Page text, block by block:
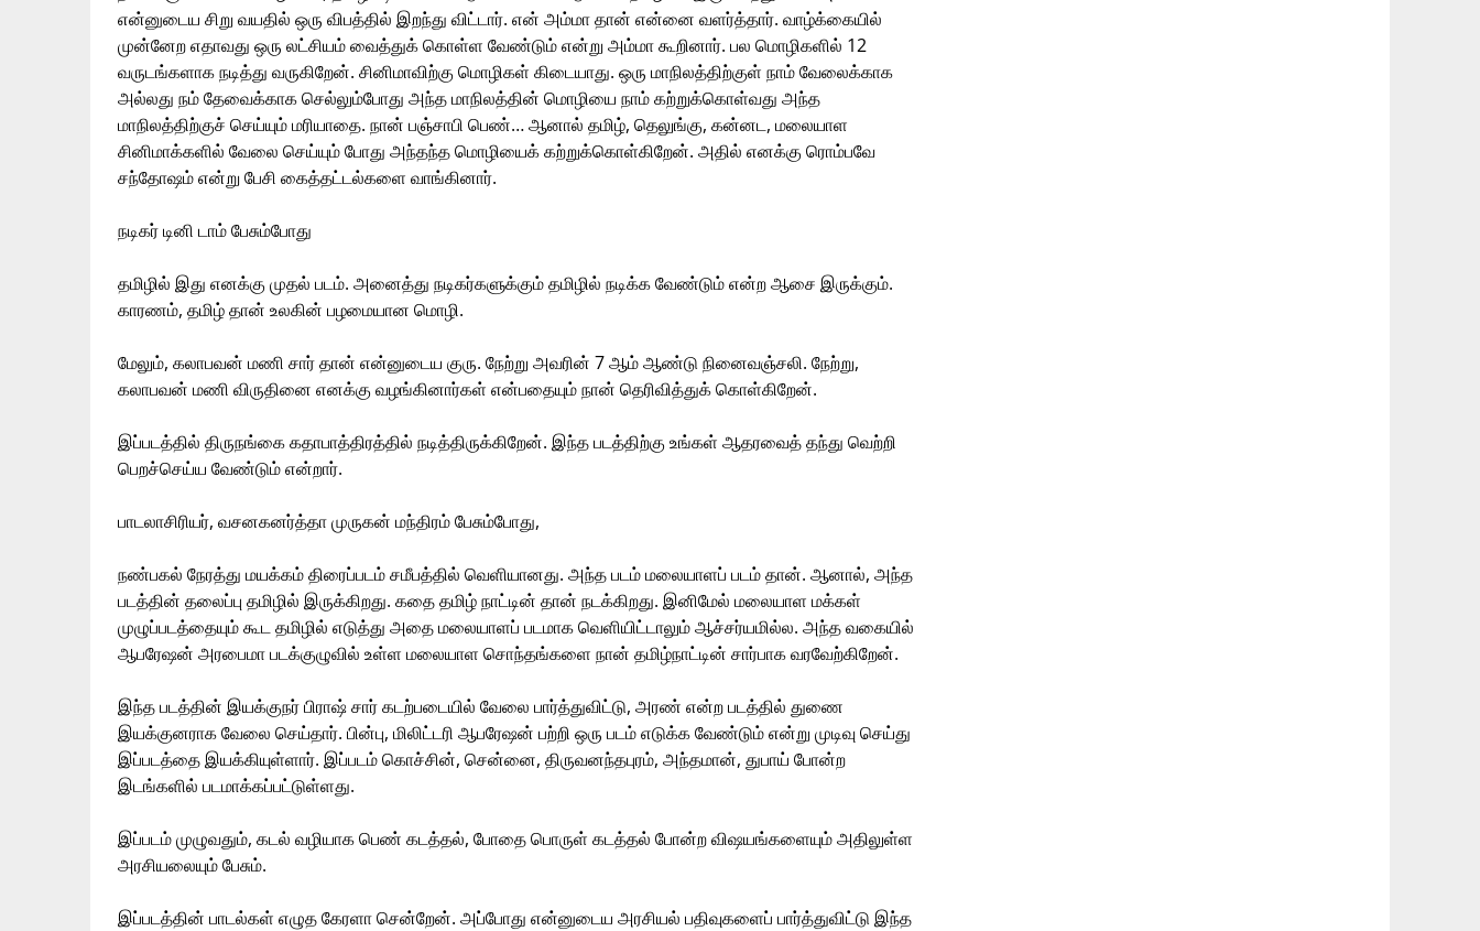
என்னுடைய சிறு வயதில் ஒரு விபத்தில் இறந்து விட்டார். என் அம்மா தான் என்னை வளர்த்தார். வாழ்க்கையில்
முன்னேற எதாவது ஒரு லட்சியம் வைத்துக் கொள்ள வேண்டும் என்று அம்மா கூறினார். பல மொழிகளில் 12
வருடங்களாக நடித்து வருகிறேன். சினிமாவிற்கு மொழிகள் கிடையாது. ஒரு மாநிலத்திற்குள் நாம் வேலைக்காக
அல்லது நம் தேவைக்காக செல்லும்போது அந்த மாநிலத்தின் மொழியை நாம் கற்றுக்கொள்வது அந்த
மாநிலத்திற்குச் செய்யும் மரியாதை. நான் பஞ்சாபி பெண்… ஆனால் தமிழ், தெலுங்கு, கன்னட, மலையாள
சினிமாக்களில் வேலை செய்யும் போது அந்தந்த மொழியைக் கற்றுக்கொள்கிறேன். அதில் எனக்கு ரொம்பவே
சந்தோஷம் என்று பேசி கைத்தட்டல்களை வாங்கினார்.
நடிகர் டினி டாம் பேசும்போது
தமிழில் இது எனக்கு முதல் படம். அனைத்து நடிகர்களுக்கும் தமிழில் நடிக்க வேண்டும் என்ற ஆசை இருக்கும்.
காரணம், தமிழ் தான் உலகின் பழமையான மொழி.
மேலும், கலாபவன் மணி சார் தான் என்னுடைய குரு. நேற்று அவரின் 7 ஆம் ஆண்டு நினைவஞ்சலி. நேற்று,
கலாபவன் மணி விருதினை எனக்கு வழங்கினார்கள் என்பதையும் நான் தெரிவித்துக் கொள்கிறேன்.
இப்படத்தில் திருநங்கை கதாபாத்திரத்தில் நடித்திருக்கிறேன். இந்த படத்திற்கு உங்கள் ஆதரவைத் தந்து வெற்றி
பெறச்செய்ய வேண்டும் என்றார்.
பாடலாசிரியர், வசனகனர்த்தா முருகன் மந்திரம் பேசும்போது,
நண்பகல் நேரத்து மயக்கம் திரைப்படம் சமீபத்தில் வெளியானது. அந்த படம் மலையாளப் படம் தான். ஆனால், அந்த
படத்தின் தலைப்பு தமிழில் இருக்கிறது. கதை தமிழ் நாட்டின் தான் நடக்கிறது. இனிமேல் மலையாள மக்கள்
முழுப்படத்தையும் கூட தமிழில் எடுத்து அதை மலையாளப் படமாக வெளியிட்டாலும் ஆச்சர்யமில்ல. அந்த வகையில்
ஆபரேஷன் அரபைமா படக்குழுவில் உள்ள மலையாள சொந்தங்களை நான் தமிழ்நாட்டின் சார்பாக வரவேற்கிறேன்.
இந்த படத்தின் இயக்குநர் பிராஷ் சார் கடற்படையில் வேலை பார்த்துவிட்டு, அரண் என்ற படத்தில் துணை
இயக்குனராக வேலை செய்தார். பின்பு, மிலிட்டரி ஆபரேஷன் பற்றி ஒரு படம் எடுக்க வேண்டும் என்று முடிவு செய்து
இப்படத்தை இயக்கியுள்ளார். இப்படம் கொச்சின், சென்னை, திருவனந்தபுரம், அந்தமான், துபாய் போன்ற
இடங்களில் படமாக்கப்பட்டுள்ளது.
இப்படம் முழுவதும், கடல் வழியாக பெண் கடத்தல், போதை பொருள் கடத்தல் போன்ற விஷயங்களையும் அதிலுள்ள
அரசியலையும் பேசும்.
இப்படத்தின் பாடல்கள் எழுத கேரளா சென்றேன். அப்போது என்னுடைய அரசியல் பதிவுகளைப் பார்த்துவிட்டு இந்த